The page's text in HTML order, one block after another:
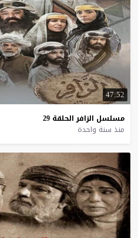
47:52
مسلسل الزافر الحلقة 29
منذ سنة واحدة